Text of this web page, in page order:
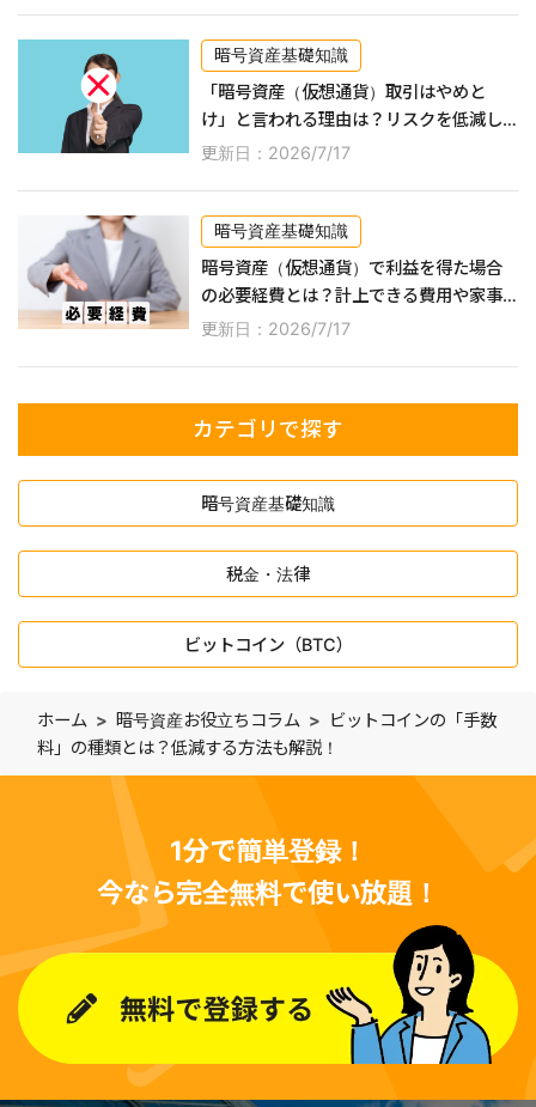
暗号資産基礎知識
「暗号資産（仮想通貨）取引はやめと
け」と言われる理由は？リスクを低減し
ながら利益を得る方法なども紹介！
更新日：2026/7/17
暗号資産基礎知識
暗号資産（仮想通貨）で利益を得た場合
の必要経費とは？計上できる費用や家事
按分の方法などを解説！
更新日：2026/7/17
カテゴリで探す
暗号資産基礎知識
税金・法律
ビットコイン（BTC）
ホーム 暗号資産お役立ちコラム
ビットコインの「手数
料」の種類とは？低減する方法も解説！
1分で簡単登録！
今なら完全無料で使い放題！